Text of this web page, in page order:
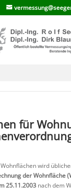
für
wird
der Wohnfläche
25.11.2003nach dem